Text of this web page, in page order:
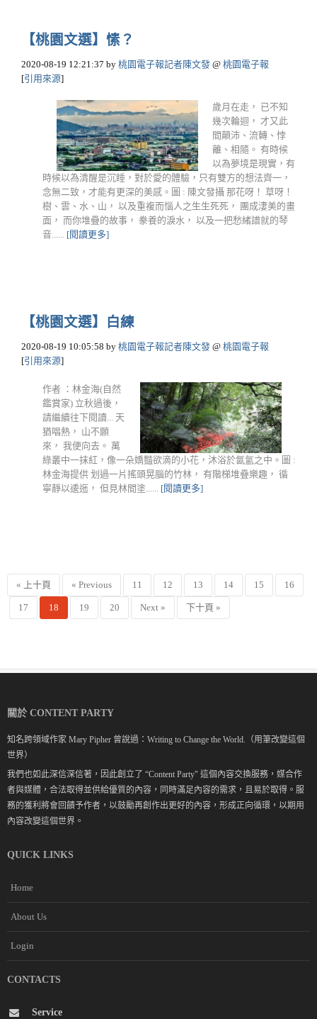
【桃園文選】愫？
2020-08-19 12:21:37 by 桃園電子報記者陳文發 @ 桃園電子報
[引用來源]
歲月在走， 已不知
幾次輪迴， 才又此
間顛沛、流轉、悖
離、相隨。 有時候
以為夢境是現實，有
時候以為清醒是沉睡，對於愛的體驗，只有雙方的想法齊一，
念無二致，才能有更深的美感。圖 : 陳文發攝 那花呀！ 草呀！
樹、雲、水、山， 以及重複而惱人之生生死死， 團成淒美的畫
面， 而你堆疊的故事， 豢養的淚水， 以及一把愁緒譜就的琴
音...... [閱讀更多]
【桃園文選】白練
2020-08-19 10:05:58 by 桃園電子報記者陳文發 @ 桃園電子報
[引用來源]
作者 ：林金海(自然
鑑賞家) 立秋過後，
請繼續往下閱讀... 天
猶唱熱， 山不願
來， 我便向去。 萬
綠叢中一抹紅，像一朵嬌豔欲滴的小花，沐浴於氤氳之中。圖 :
林金海提供 划過一片搖頭晃腦的竹林， 有階梯堆疊樂趣， 循
寧靜以逶迤， 但見林間塗...... [閱讀更多]
« 上十頁 « Previous 11 12 13 14 15 16
17 18 19 20 Next » 下十頁 »
關於 CONTENT PARTY
知名跨領域作家 Mary Pipher 曾說過：Writing to Change the World.（用筆改變這個
世界）
我們也如此深信深信著，因此創立了 “Content Party" 這個內容交換服務，媒合作
者與媒體，合法取得並供給優質的內容，同時滿足內容的需求，且易於取得。服
務的獲利將會回饋予作者，以鼓勵再創作出更好的內容，形成正向循環，以期用
內容改變這個世界。
QUICK LINKS
Home
About Us
Login
CONTACTS
Service